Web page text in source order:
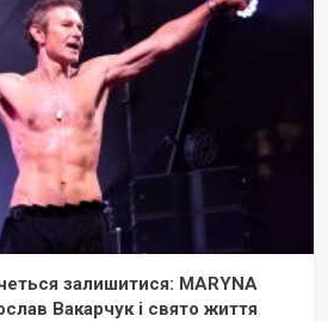
залишитися: MARYNA
Вакарчук і свято життя